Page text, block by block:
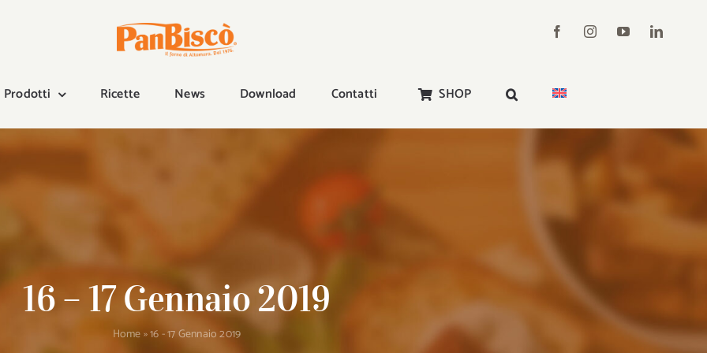
Prodotti Ricette News Download Contatti SHOP
16 – 17 Gennaio 2019
Home»16 - 17 Gennaio 2019